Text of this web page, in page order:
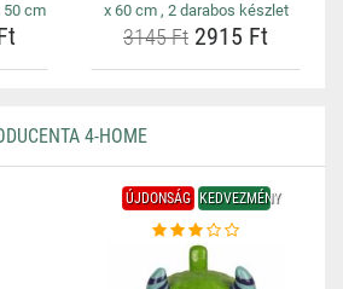
50 cm
x 60 cm , 2 darabos készlet
3145 Ft 2915 Ft
4-HOME
ÚJDONSÁG KEDVEZMÉNY